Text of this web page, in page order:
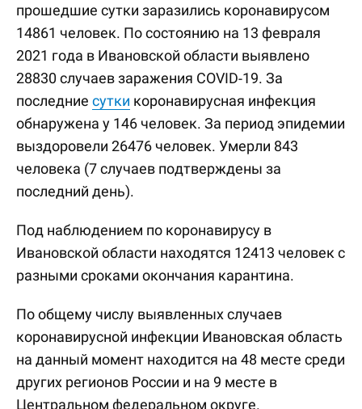
прошедшие сутки заразились коронавирусом
14861 человек. По состоянию на 13 февраля
2021 года в Ивановской области выявлено
28830 случаев заражения COVID-19. За
последние сутки коронавирусная инфекция
обнаружена у 146 человек. За период эпидемии
выздоровели 26476 человек. Умерли 843
человека (7 случаев подтверждены за
последний день).
Под наблюдением по коронавирусу в
Ивановской области находятся 12413 человек с
разными сроками окончания карантина.
По общему числу выявленных случаев
коронавирусной инфекции Ивановская область
на данный момент находится на 48 месте среди
других регионов России и на 9 месте в
Центральном федеральном округе.